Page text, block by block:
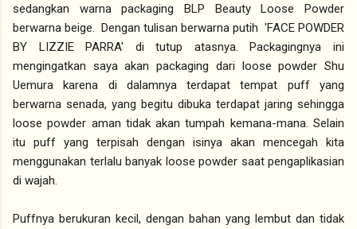
sedangkan warna packaging BLP Beauty Loose Powder
berwarna beige. Dengan tulisan berwarna putih 'FACE POWDER
BY LIZZIE PARRA' di tutup atasnya. Packagingnya ini
mengingatkan saya akan packaging dari loose powder Shu
Uemura karena di dalamnya terdapat tempat puff yang
berwarna senada, yang begitu dibuka terdapat jaring sehingga
loose powder aman tidak akan tumpah kemana-mana. Selain
itu puff yang terpisah dengan isinya akan mencegah kita
menggunakan terlalu banyak loose powder saat pengaplikasian
di wajah.
Puffnya berukuran kecil, dengan bahan yang lembut dan tidak